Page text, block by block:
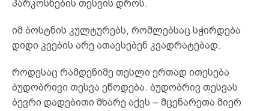
პარკოსნების თესვის დროს.
იმ ბოსტნის კულტურებს, რომლებსაც სჭირდება
დიდი კვების არე ათავსებენ კვადრატებად.
როდესაც რამდენიმე თესლი ერთად ითესება
ბუდობრივი თესვა ეწოდება. ბუდობრივ თესვას
ბევრი დადებითი მხარე აქვს – მცენარეთა მიერ